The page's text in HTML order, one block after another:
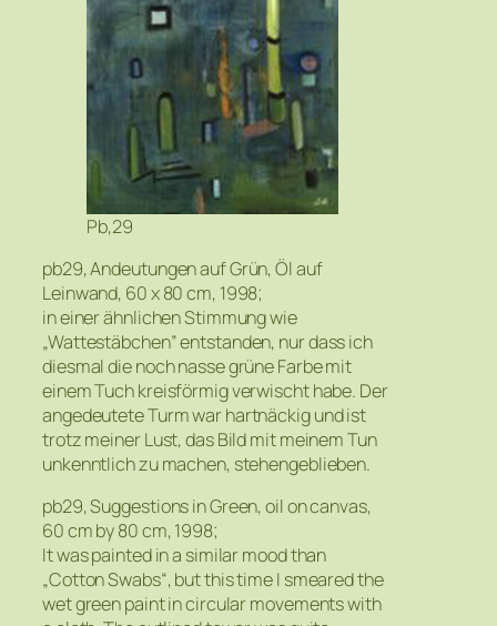
Pb,29
pb29, Andeutungen auf Grün, Öl auf
Leinwand, 60 x 80 cm, 1998;
in einer ähnlichen Stimmung wie
„Wattestäbchen” entstanden, nur dass ich
diesmal die noch nasse grüne Farbe mit
einem Tuch kreisförmig verwischt habe. Der
angedeutete Turm war hartnäckig und ist
trotz meiner Lust, das Bild mit meinem Tun
unkenntlich zu machen, stehengeblieben.
pb29, Suggestions in Green, oil on canvas,
60 cm by 80 cm, 1998;
It was painted in a similar mood than
„Cotton Swabs“, but this time I smeared the
wet green paint in circular movements with